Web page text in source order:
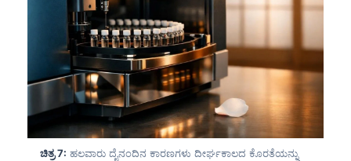
ಚಿತ್ರ 7: ಹಲವಾರು ದೈನಂದಿನ ಕಾರಣಗಳು ದೀರ್ಘಕಾಲದ ಕೊರತೆಯನ್ನು
اردو
తెలుగు
தமிழ்
ગુજરાતી
മലയാളം